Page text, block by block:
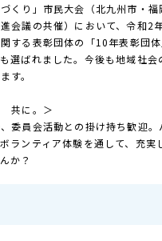
くり」市民大会（北九州市・福
会議の共催）において、令和2
する表彰団体の「10年表彰団
選ばれました。今後も地域社会
す。
共に。＞
委員会活動との掛け持ち歓迎。
ランティア体験を通して、充実
か？